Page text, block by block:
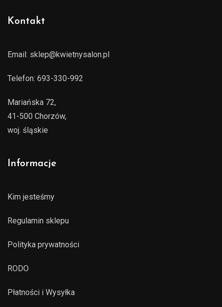
Kontakt
Email: sklep@kwietnysalon.pl
Telefon: 693-330-992
Mariańska 72,
41-500 Chorzów,
woj. śląskie
Informacje
Kim jesteśmy
Regulamin sklepu
Polityka prywatności
RODO
Płatności i Wysyłka